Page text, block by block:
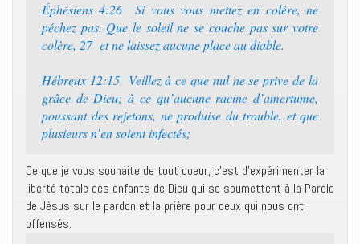
Éphésiens 4:26 Si vous vous mettez en colère, ne
péchez pas. Que le soleil ne se couche pas sur votre
colère, 27 et ne laissez aucune place au diable.
Hébreux 12:15 Veillez à ce que nul ne se prive de la
grâce de Dieu; à ce qu’aucune racine d’amertume,
poussant des rejetons, ne produise du trouble, et que
plusieurs n’en soient infectés;
Ce que je vous souhaite de tout coeur, c’est d’expérimenter la
liberté totale des enfants de Dieu qui se soumettent à la Parole
de Jésus sur le pardon et la prière pour ceux qui nous ont
offensés.